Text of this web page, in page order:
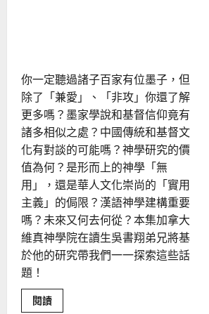
你一定聽過諸子百家有位墨子，但
除了「兼愛」、「非攻」你還了解
更多嗎？墨家學說和基督信仰竟有
諸多相似之處？中國傳統和基督文
化有對談的可能嗎？神學研究的價
值為何？是形而上的神學「無
用」，還是華人文化崇尚的「實用
主義」的侷限？漢語神學建構重要
嗎？未來又何去何從？本集加拿大
維真神學院在讀生吳書翔弟兄將基
於他的研究帶我們一一探索這些話
題！
閱讀Read
more